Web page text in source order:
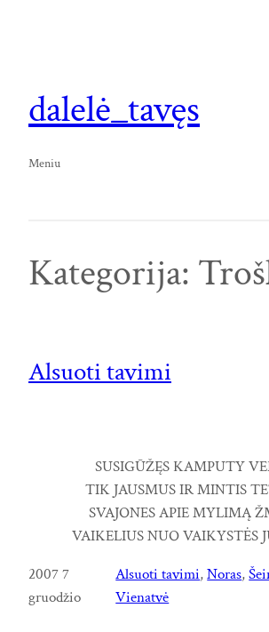
dalelė_tavęs
Meniu
Kategorija:
Alsuoti tavimi
SUSIGŪŽĘS KAMPUTY
TIK JAUSMUS IR MINTIS
SVAJONES APIE MYLIMĄ
VAIKELIUS NUO VAIKYSTĖS
2007 7
gruodžio
Alsuoti tavimi, Noras,
Vienatvė